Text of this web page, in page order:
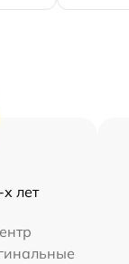
лет